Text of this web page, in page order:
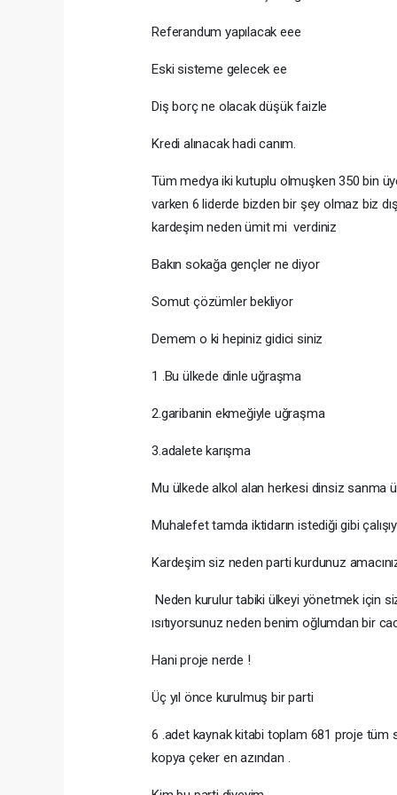
Referandum yapılacak eee
Eski sisteme gelecek ee
Diş borç ne olacak düşük faizle
Kredi alınacak hadi canım.
Tüm medya iki kutuplu olmuşken 350 bin
varken 6 liderde bizden bir şey olmaz biz
kardeşim neden ümit mi verdiniz
Bakın sokağa gençler ne diyor
Somut çözümler bekliyor
Demem o ki hepiniz gidici siniz
1 .Bu ülkede dinle uğraşma
2.garibanin ekmeğiyle uğraşma
3.adalete karışma
Mu ülkede alkol alan herkesi dinsiz sanma
Muhalefet tamda iktidarın istediği gibi
Kardeşim siz neden parti kurdunuz
Neden kurulur tabiki ülkeyi yönetmek için
ısıtıyorsunuz neden benim oğlumdan bir
Hani proje nerde !
Üç yıl önce kurulmuş bir parti
6 .adet kaynak kitabi toplam 681 proje tüm
kopya çeker en azından .